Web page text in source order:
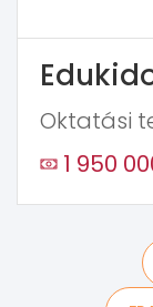
Oktatási
1 950